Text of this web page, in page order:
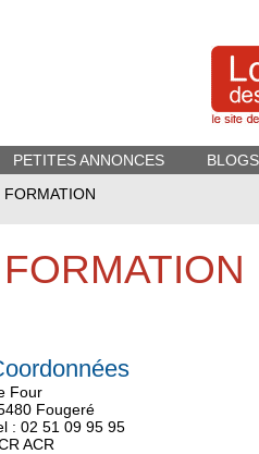
PETITES ANNONCES
FORMATION
Four
Fougeré
: 02 51 09 95 95
ACR